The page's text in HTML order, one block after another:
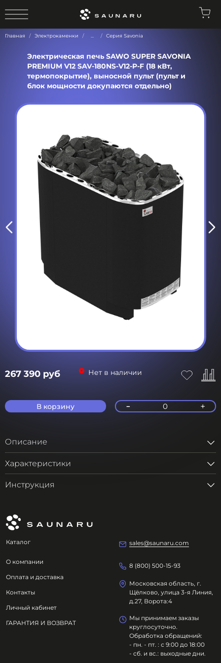
Главная Электрокаменки ... Серия Savonia
Электрическая печь SAWO SUPER SAVONIA
PREMIUM V12 SAV-180NS-V12-P-F (18 кВт,
термопокрытие), выносной пульт (пульт и
блок мощности докупаются отдельно)
267 390 руб Нет в наличии
В корзину - 0 +
Описание
Характеристики
Инструкция
Каталог
О компании
Оплата и доставка
Контакты
Личный кабинет
ГАРАНТИЯ И ВОЗВРАТ
sales@saunaru.com
8 (800) 500-15-93
Московская область, г.
Щёлково, улица 3-я Линия,
д.27, Ворота:4
Мы принимаем заказы
круглосуточно.
Обработка обращений:
- пн. - пт. : с 9:00 до 18:00
- сб. и вс.: выходные дни.